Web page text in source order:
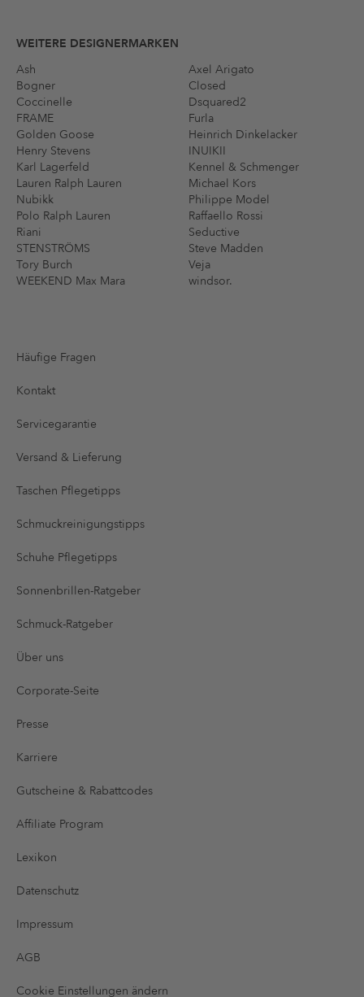
WEITERE DESIGNERMARKEN
Ash
Axel Arigato
Bogner
Closed
Coccinelle
Dsquared2
FRAME
Furla
Golden Goose
Heinrich Dinkelacker
Henry Stevens
INUIKII
Karl Lagerfeld
Kennel & Schmenger
Lauren Ralph Lauren
Michael Kors
Nubikk
Philippe Model
Polo Ralph Lauren
Raffaello Rossi
Riani
Seductive
STENSTRÖMS
Steve Madden
Tory Burch
Veja
WEEKEND Max Mara
windsor.
Häufige Fragen
Kontakt
Servicegarantie
Versand & Lieferung
Taschen Pflegetipps
Schmuckreinigungstipps
Schuhe Pflegetipps
Sonnenbrillen-Ratgeber
Schmuck-Ratgeber
Über uns
Corporate-Seite
Presse
Karriere
Gutscheine & Rabattcodes
Affiliate Program
Lexikon
Datenschutz
Impressum
AGB
Cookie Einstellungen ändern